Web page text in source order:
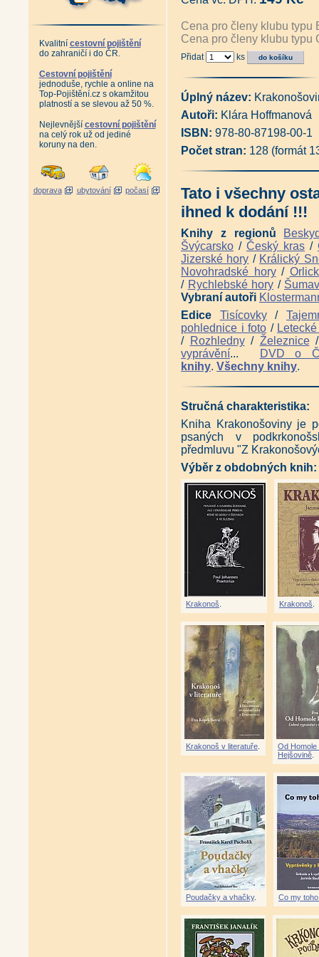
Kvalitní cestovní pojištění
do zahraničí i do ČR.
Cestovní pojištění
jednoduše, rychle a online na
Top-Pojištění.cz s okamžitou
platností a se slevou až 50 %.
Nejlevnější cestovní pojištění
na celý rok už od jediné
koruny na den.
doprava ubytování počasí
Cena pro členy klubu typu
Cena pro členy klubu typu
Přidat ks
Úplný název:
Autoři: Klára Hoffmanová
ISBN: 978-80-87198-00-1
Počet stran: 128 (formát
Tato i všechny
ihned k dodání !!!
Knihy z regionů
Švýcarsko / Český kras /
Jizerské hory / Králický
Novohradské hory/
/ Rychlebské hory /
Vybraní autoři
Edice Tisícovky/
pohlednice i foto /
/ Rozhledny/ Železnice
vyprávění...
DVD o
knihy. Všechny knihy.
Stručná charakteristika:
Kniha Krakonošoviny je
psaných v
předmluvu "Z
Výběr z obdobných knih:
Krakonoš Krakonoš
Krakonoš v literatuře
Od Homole
Hejšovině
Poudačky a vhačky. Co my